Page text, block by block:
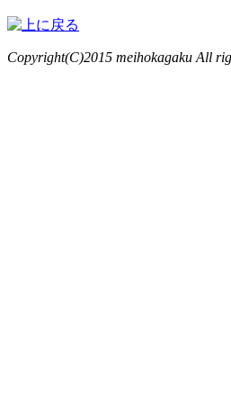
Copyright(C)2015 meihokagaku All